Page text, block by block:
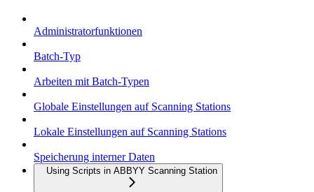
Administratorfunktionen
Batch-Typ
Arbeiten mit Batch-Typen
Globale Einstellungen auf Scanning Stations
Lokale Einstellungen auf Scanning Stations
Speicherung interner Daten
Using Scripts in ABBYY Scanning Station